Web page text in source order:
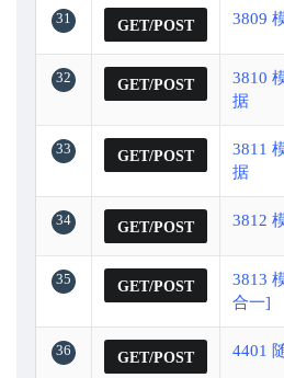
31 GET/POST 3809
32 GET/POST
3810
据
33 GET/POST
3811
据
34 GET/POST 3812
35 GET/POST
3813
合一]
36 GET/POST 4401